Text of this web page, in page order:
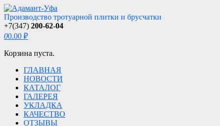
Производство тротуарной плитки и брусчатки
+7(347) 200-62-04
00.00 ₽
Корзина пуста.
ГЛАВНАЯ
НОВОСТИ
КАТАЛОГ
ГАЛЕРЕЯ
УКЛАДКА
КАЧЕСТВО
ОТЗЫВЫ